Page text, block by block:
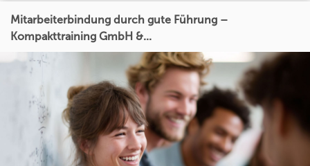
Mitarbeiterbindung durch gute Führung –
Kompakttraining GmbH &...